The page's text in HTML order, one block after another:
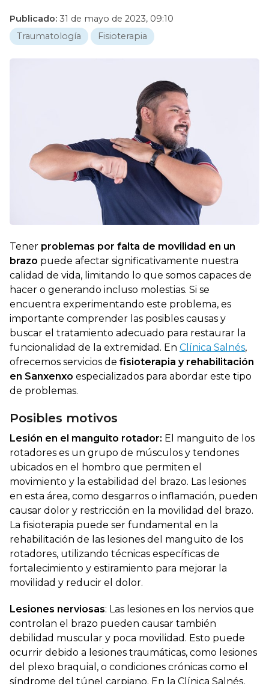
Publicado: 31 de mayo de 2023, 09:10
Traumatología
Fisioterapia
Tener problemas por falta de movilidad en un
brazo puede afectar significativamente nuestra
calidad de vida, limitando lo que somos capaces de
hacer o generando incluso molestias. Si se
encuentra experimentando este problema, es
importante comprender las posibles causas y
buscar el tratamiento adecuado para restaurar la
funcionalidad de la extremidad. En Clínica Salnés,
ofrecemos servicios de fisioterapia y rehabilitación
en Sanxenxo especializados para abordar este tipo
de problemas.
Posibles motivos
Lesión en el manguito rotador: El manguito de los
rotadores es un grupo de músculos y tendones
ubicados en el hombro que permiten el
movimiento y la estabilidad del brazo. Las lesiones
en esta área, como desgarros o inflamación, pueden
causar dolor y restricción en la movilidad del brazo.
La fisioterapia puede ser fundamental en la
rehabilitación de las lesiones del manguito de los
rotadores, utilizando técnicas específicas de
fortalecimiento y estiramiento para mejorar la
movilidad y reducir el dolor.
Lesiones nerviosas: Las lesiones en los nervios que
controlan el brazo pueden causar también
debilidad muscular y poca movilidad. Esto puede
ocurrir debido a lesiones traumáticas, como lesiones
del plexo braquial, o condiciones crónicas como el
síndrome del túnel carpiano. En la Clínica Salnés,